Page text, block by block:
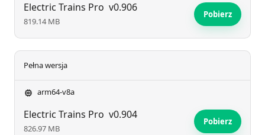
Electric Trains Pro v0.906
819.14 MB
Pobierz
Pełna wersja
arm64-v8a
Electric Trains Pro v0.904
826.97 MB
Pobierz